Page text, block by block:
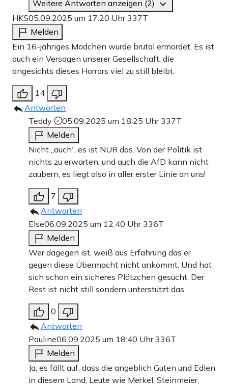
Weitere Antworten anzeigen (2)
HKS05.09.2025 um 17:20 Uhr337T
Melden
Ein 16-jähriges Mädchen wurde brutal ermordet. Es ist
auch ein Versagen unserer Gesellschaft, die
angesichts dieses Horrors viel zu still bleibt.
14
Antworten
Teddy
05.09.2025 um 18:25 Uhr337T
Melden
Nicht „auch“, es ist NUR das. Von der Politik ist
nichts zu erwarten, und auch die AfD kann nicht
zaubern, es liegt also in aller erster Linie an uns!
7
Antworten
Else06.09.2025 um 12:40 Uhr336T
Melden
Wer dagegen ist, weiß aus Erfahrung das er
gegen diese Übermacht nicht ankommt. Und hat
sich schon ein sicheres Plätzchen gesucht. Der
Rest ist nicht still sondern unterstützt das.
0
Antworten
Pauline06.09.2025 um 18:40 Uhr336T
Melden
Ja, es fällt auf, dass die angeblich Guten und Edlen
in diesem Land, Leute wie Merkel, Steinmeier,